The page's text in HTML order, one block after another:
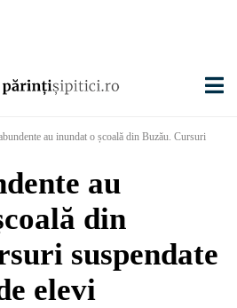
au inundat o școală din Buzău. Cursuri
au
din
suspendate
elevi